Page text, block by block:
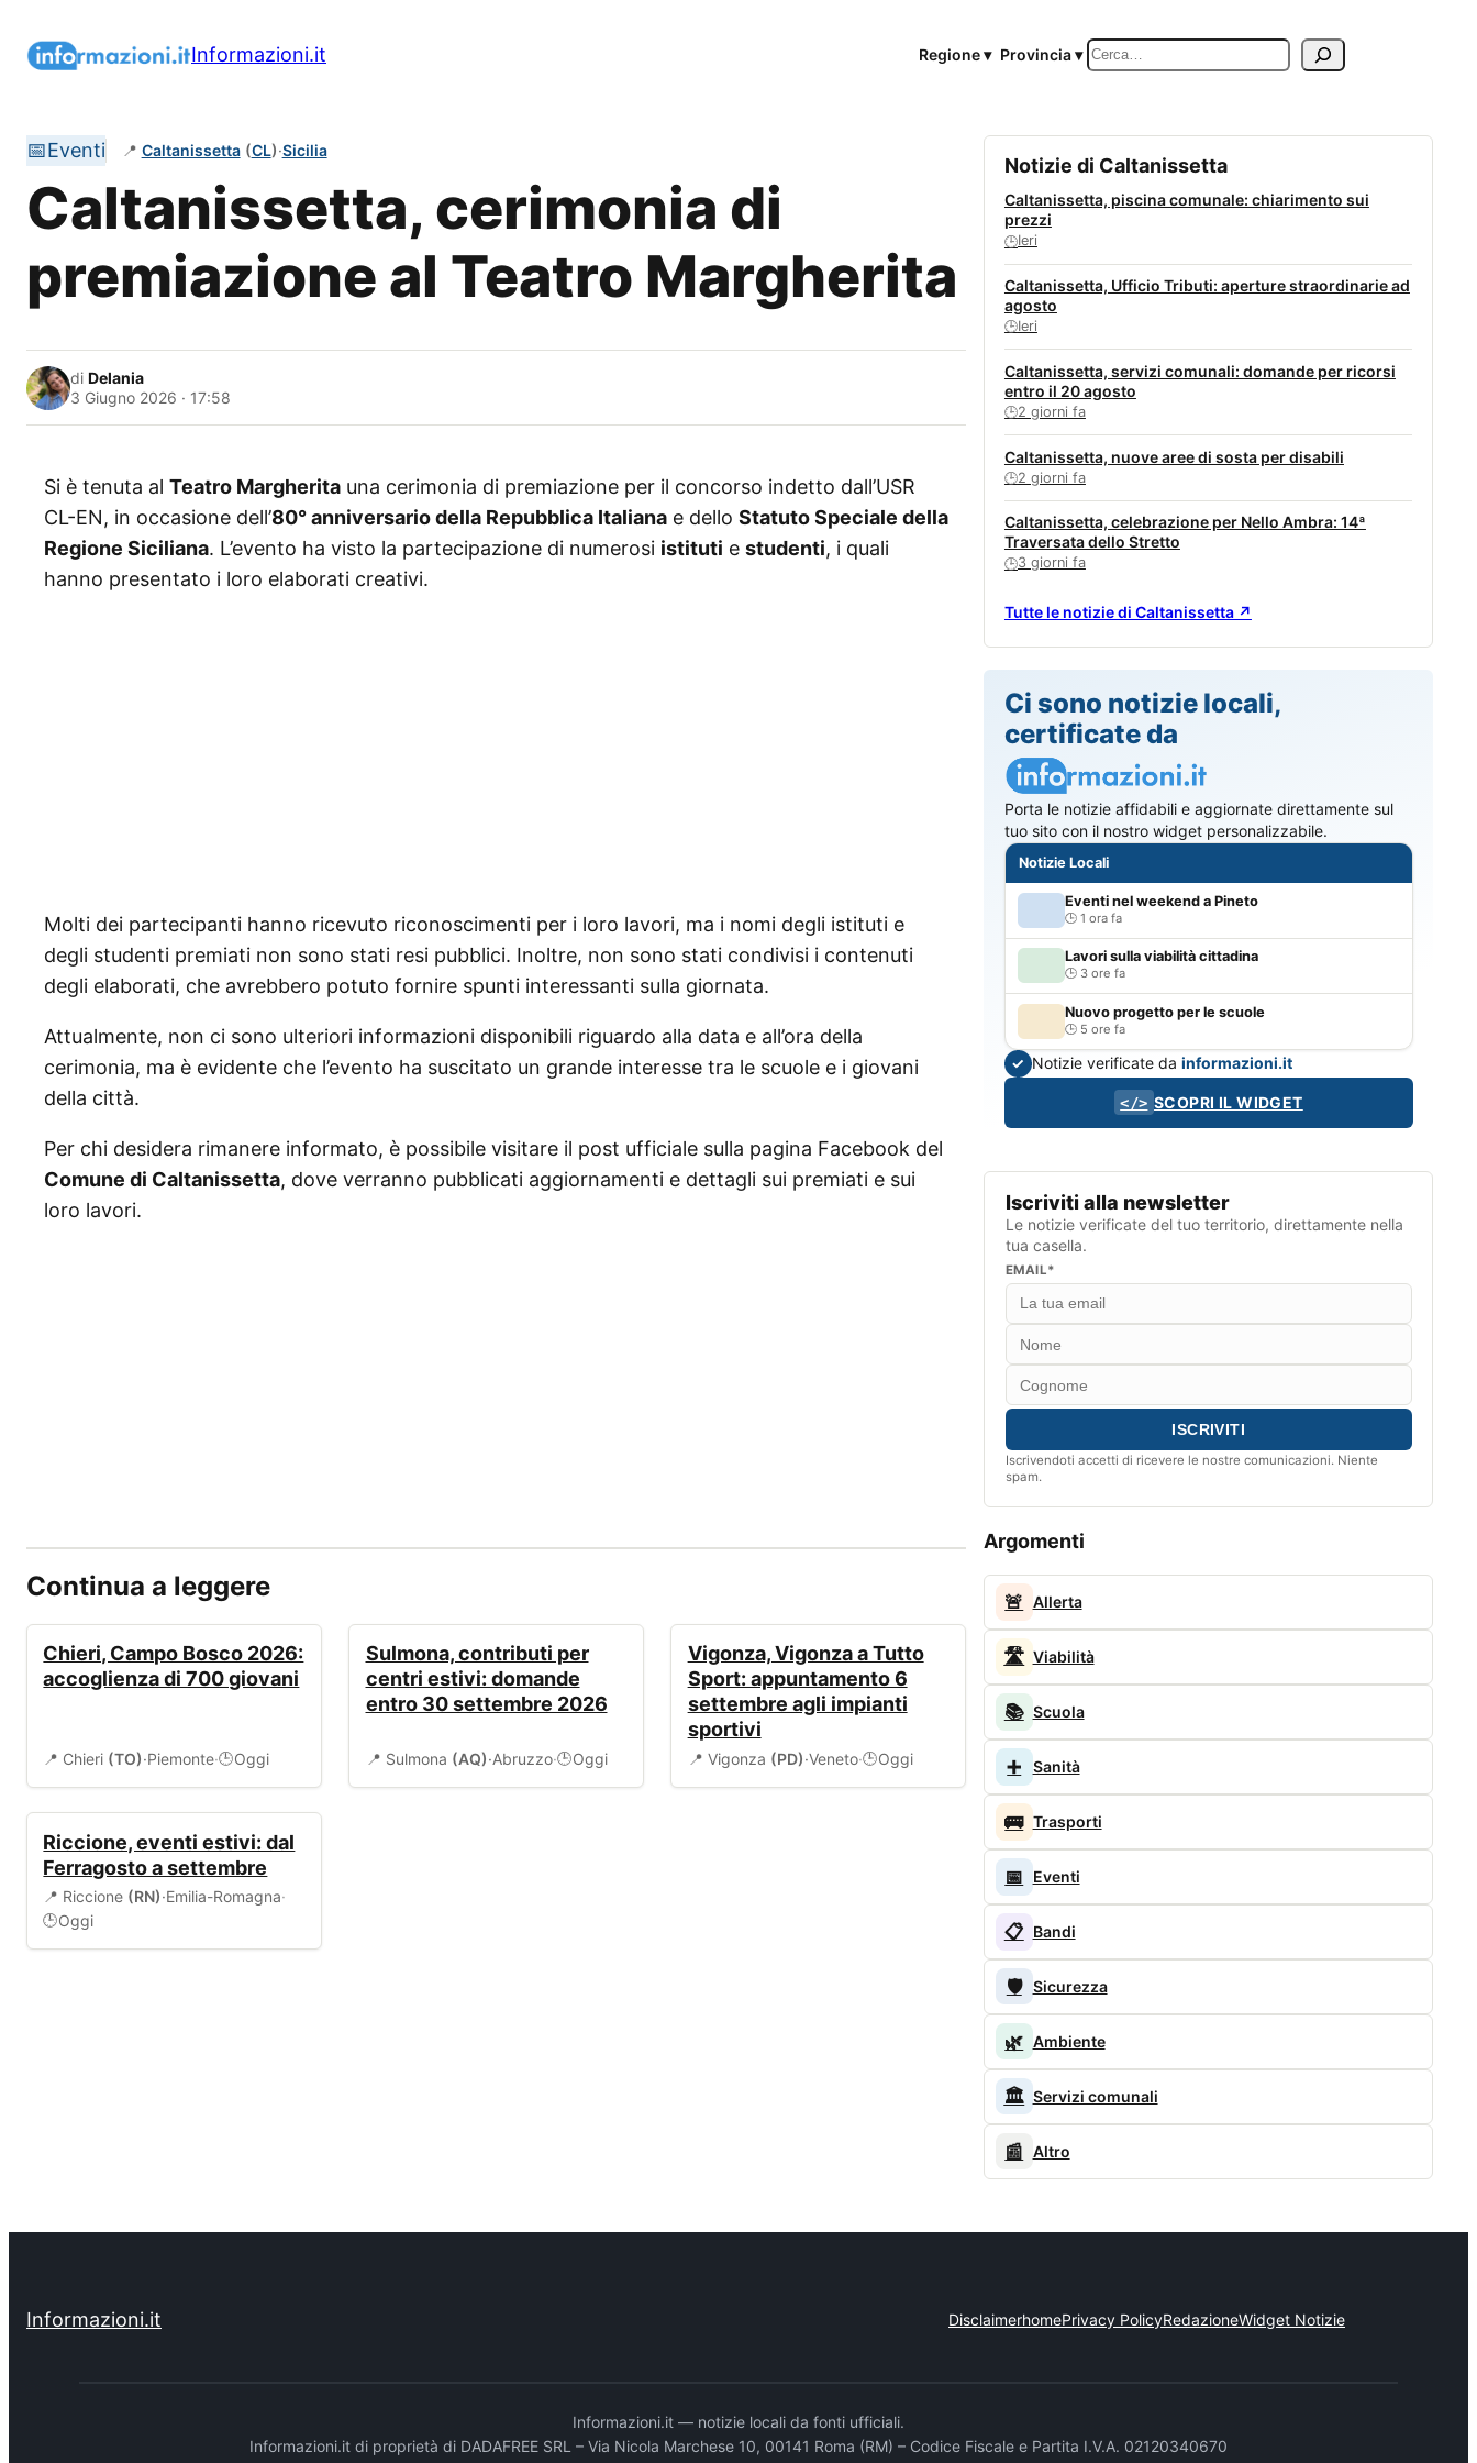
Informazioni.it Regione ▾ Provincia ▾ Cerca
📅Eventi 📍 Caltanissetta (CL)·Sicilia
Caltanissetta, cerimonia di
premiazione al Teatro Margherita
di Delania
3 Giugno 2026 · 17:58
Si è tenuta al Teatro Margherita una cerimonia di premiazione per il concorso indetto dall’USR
CL-EN, in occasione dell’80° anniversario della Repubblica Italiana e dello Statuto Speciale della
Regione Siciliana. L’evento ha visto la partecipazione di numerosi istituti e studenti, i quali
hanno presentato i loro elaborati creativi.
Molti dei partecipanti hanno ricevuto riconoscimenti per i loro lavori, ma i nomi degli istituti e
degli studenti premiati non sono stati resi pubblici. Inoltre, non sono stati condivisi i contenuti
degli elaborati, che avrebbero potuto fornire spunti interessanti sulla giornata.
Attualmente, non ci sono ulteriori informazioni disponibili riguardo alla data e all’ora della
cerimonia, ma è evidente che l’evento ha suscitato un grande interesse tra le scuole e i giovani
della città.
Per chi desidera rimanere informato, è possibile visitare il post ufficiale sulla pagina Facebook del
Comune di Caltanissetta, dove verranno pubblicati aggiornamenti e dettagli sui premiati e sui
loro lavori.
Continua a leggere
Chieri, Campo Bosco 2026:
accoglienza di 700 giovani
📍 Chieri (TO)·Piemonte·🕒Oggi
Sulmona, contributi per
centri estivi: domande
entro 30 settembre 2026
📍 Sulmona (AQ)·Abruzzo·🕒Oggi
Vigonza, Vigonza a Tutto
Sport: appuntamento 6
settembre agli impianti
sportivi
📍 Vigonza (PD)·Veneto·🕒Oggi
Riccione, eventi estivi: dal
Ferragosto a settembre
📍 Riccione (RN)·Emilia-Romagna·
🕒Oggi
Notizie di Caltanissetta
Caltanissetta, piscina comunale: chiarimento sui
prezzi
🕒Ieri
Caltanissetta, Ufficio Tributi: aperture straordinarie ad
agosto
🕒Ieri
Caltanissetta, servizi comunali: domande per ricorsi
entro il 20 agosto
🕒2 giorni fa
Caltanissetta, nuove aree di sosta per disabili
🕒2 giorni fa
Caltanissetta, celebrazione per Nello Ambra: 14ª
Traversata dello Stretto
🕒3 giorni fa
Tutte le notizie di Caltanissetta ↗
Ci sono notizie locali,
certificate da
Porta le notizie affidabili e aggiornate direttamente sul
tuo sito con il nostro widget personalizzabile.
Notizie Locali
Eventi nel weekend a Pineto
1 ora fa
Lavori sulla viabilità cittadina
3 ore fa
Nuovo progetto per le scuole
5 ore fa
✓ Notizie verificate da informazioni.it
</> SCOPRI IL WIDGET
Iscriviti alla newsletter
Le notizie verificate del tuo territorio, direttamente nella
tua casella.
EMAIL*
Iscrivendoti accetti di ricevere le nostre comunicazioni. Niente
spam.
Argomenti
🚨 Allerta
🛣️ Viabilità
📚 Scuola
➕ Sanità
🚌 Trasporti
📅 Eventi
📋 Bandi
🛡️ Sicurezza
🌿 Ambiente
🏛️ Servizi comunali
📰 Altro
Informazioni.it DisclaimerhomePrivacy PolicyRedazioneWidget Notizie
Informazioni.it — notizie locali da fonti ufficiali.
Informazioni.it di proprietà di DADAFREE SRL – Via Nicola Marchese 10, 00141 Roma (RM) – Codice Fiscale e Partita I.V.A. 02120340670